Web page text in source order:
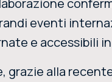
eventi
e accessibili
grazie alla